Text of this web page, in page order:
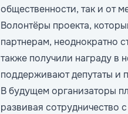
общественности, так и от
Волонтёры проекта,
партнерам, неоднократно
также получили награду в
поддерживают депутаты и
В будущем организаторы
развивая сотрудничество